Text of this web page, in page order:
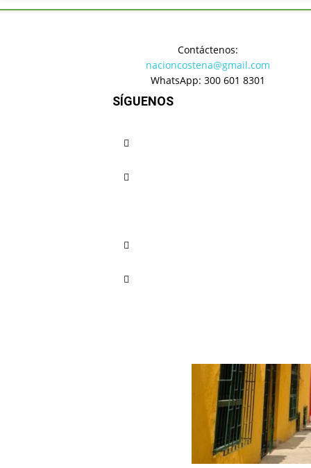
EDITORIAL
¿El
Contáctenos:
nacioncostena@gmail.com
WhatsApp: 300 601 8301
SÍGUENOS